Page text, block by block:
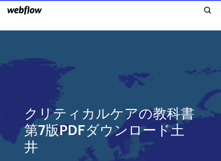
クリティカルケアの教科書
第7版PDFダウンロード土
井